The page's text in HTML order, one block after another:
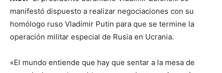
manifestó dispuesto a realizar negociaciones con su
homólogo ruso Vladímir Putin para que se termine la
operación militar especial de Rusia en Ucrania.
«El mundo entiende que hay que sentar a la mesa de